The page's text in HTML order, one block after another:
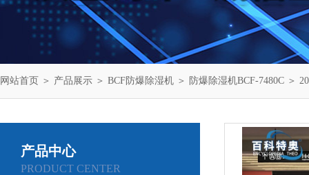
网站首页 ＞ 产品展示 ＞ BCF防爆除湿机 ＞ 防爆除湿机BCF-7480C ＞
产品中心
PRODUCT CENTER